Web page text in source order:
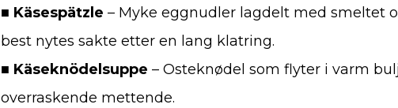
■ Käsespätzle – Myke eggnudler lagdelt med smeltet
best nytes sakte etter en lang klatring.
■ Käseknödelsuppe – Osteknødel som flyter i varm
overraskende mettende.